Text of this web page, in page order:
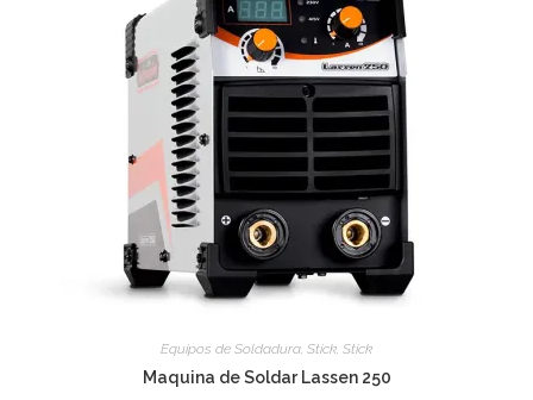
Equipos de Soldadura, Stick, Stick
Maquina de Soldar Lassen 250